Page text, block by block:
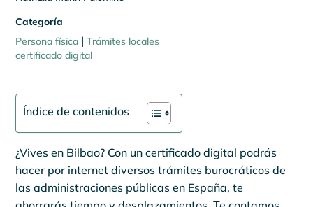
Categoría
Persona física |Trámites locales
certificado digital
Índice de contenidos
¿Vives en Bilbao? Con un certificado digital podrás
hacer por internet diversos trámites burocráticos de
las administraciones públicas en España, te